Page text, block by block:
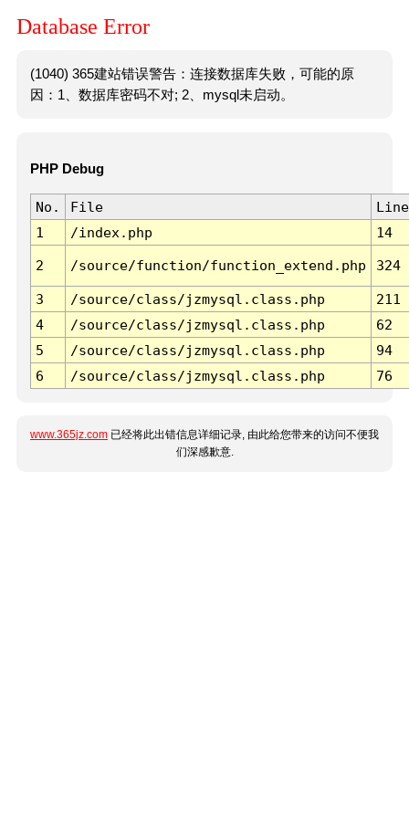
Database Error
(1040) 365建站错误警告：连接数据库失败，可能的原
因：1、数据库密码不对; 2、mysql未启动。
PHP Debug
No. File
Line
1
/index.php 14
2 /source/function/function_extend.php 324
3 /source/class/jzmysql.class.php
211
4
/source/class/jzmysql.class.php
62
5
/source/class/jzmysql.class.php
94
6
/source/class/jzmysql.class.php 76
www.365jz.com 已经将此出错信息详细记录, 由此给您带来的访问不便我
们深感歉意.